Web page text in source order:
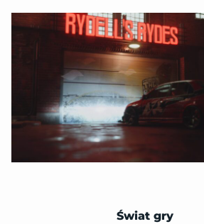
Świat gry